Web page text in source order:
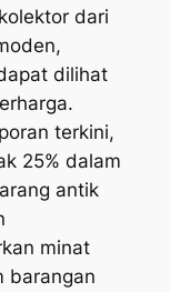
dari
dilihat
terkini,
25% dalam
antik
minat
barangan